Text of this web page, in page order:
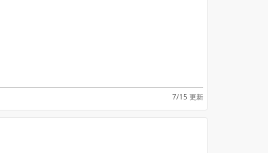
7/15 更新